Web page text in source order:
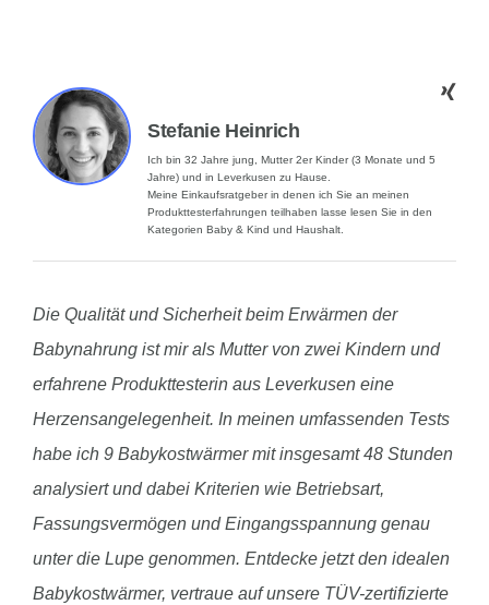
Stefanie Heinrich
Ich bin 32 Jahre jung, Mutter 2er Kinder (3 Monate und 5
Jahre) und in Leverkusen zu Hause.
Meine Einkaufsratgeber in denen ich Sie an meinen
Produkttesterfahrungen teilhaben lasse lesen Sie in den
Kategorien Baby & Kind und Haushalt.
Die Qualität und Sicherheit beim Erwärmen der
Babynahrung ist mir als Mutter von zwei Kindern und
erfahrene Produkttesterin aus Leverkusen eine
Herzensangelegenheit. In meinen umfassenden Tests
habe ich 9 Babykostwärmer mit insgesamt 48 Stunden
analysiert und dabei Kriterien wie Betriebsart,
Fassungsvermögen und Eingangsspannung genau
unter die Lupe genommen. Entdecke jetzt den idealen
Babykostwärmer, vertraue auf unsere TÜV-zertifizierte